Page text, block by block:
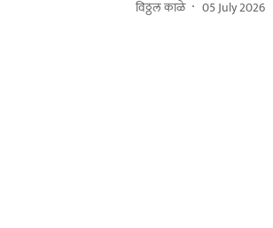
विठ्ठल काळे 05 July 2026